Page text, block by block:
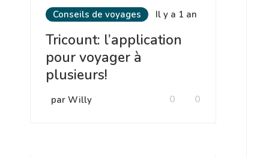
Conseils de voyages Il y a 1 an
Tricount: l’application
pour voyager à
plusieurs!
par Willy 0
0